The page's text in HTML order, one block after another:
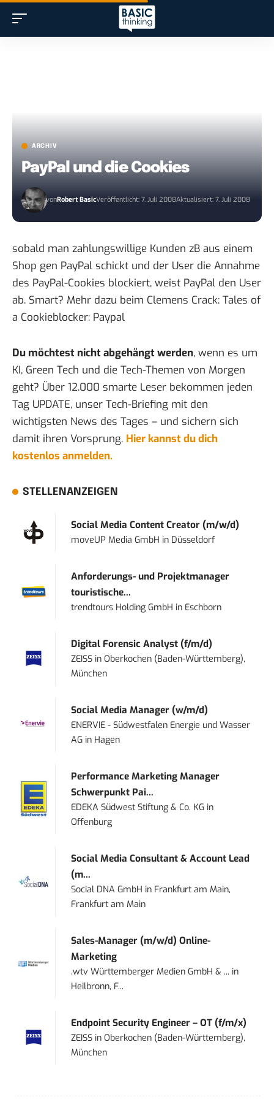
ARCHIV
PayPal und die Cookies
vonRobert BasicVeröffentlicht: 7. Juli 2008Aktualisiert: 7. Juli 2008
sobald man zahlungswillige Kunden zB aus einem
Shop gen PayPal schickt und der User die Annahme
des PayPal-Cookies blockiert, weist PayPal den User
ab. Smart? Mehr dazu beim Clemens Crack: Tales of
a Cookieblocker: Paypal
Du möchtest nicht abgehängt werden, wenn es um
KI, Green Tech und die Tech-Themen von Morgen
geht? Über 12.000 smarte Leser bekommen jeden
Tag UPDATE, unser Tech-Briefing mit den
wichtigsten News des Tages – und sichern sich
damit ihren Vorsprung. Hier kannst du dich
kostenlos anmelden.
STELLENANZEIGEN
Social Media Content Creator (m/w/d)
moveUP Media GmbH in Düsseldorf
Anforderungs- und Projektmanager
touristische...
trendtours Holding GmbH in Eschborn
Digital Forensic Analyst (f/m/d)
ZEISS inOberkochen (Baden-Württemberg),
München
Social Media Manager (w/m/d)
ENERVIE - Südwestfalen Energie und Wasser
AG in Hagen
Performance Marketing Manager
Schwerpunkt Pai...
EDEKA Südwest Stiftung & Co. KG in
Offenburg
Social Media Consultant & Account Lead
(m...
Social DNA GmbH in Frankfurt am Main,
Frankfurt am Main
Sales-Manager (m/w/d) Online-
Marketing
.wtv Württemberger Medien GmbH & ... in
Heilbronn, F...
Endpoint Security Engineer – OT (f/m/x)
ZEISS inOberkochen (Baden-Württemberg),
München